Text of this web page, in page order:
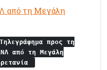
από τη Μεγάλη
Τηλεγράφημα προς τη
από τη Μεγάλη